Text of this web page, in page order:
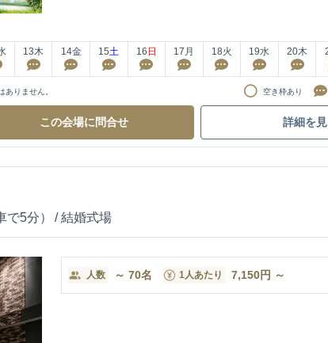
13木 14金 15土 16 日 17 月 18火 19水 20木
りません。 空き枠あり
この会場に問合せ 詳細を
5分） / 結婚式場
人数 ～ 70名 1人あたり 7,150円 ～